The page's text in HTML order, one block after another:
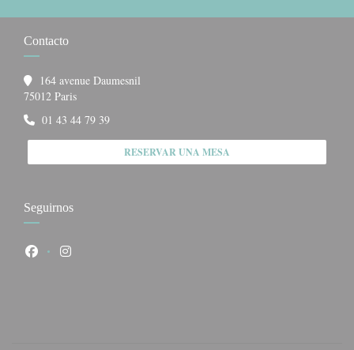
Contacto
164 avenue Daumesnil
75012 Paris((abre en una nueva ventana))
01 43 44 79 39
RESERVAR UNA MESA
Seguirnos
Facebook ((abre en una nueva ventana))
Instagram ((abre en una nueva ventana))